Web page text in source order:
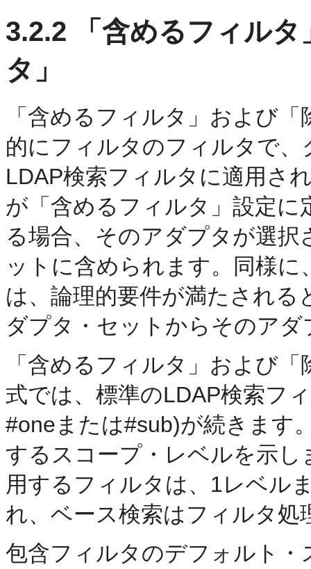
3.2.2 「含めるフィル
タ」
「含めるフィルタ」および
的にフィルタのフィルタで
LDAP検索フィルタに適用さ
が「含めるフィルタ」設定
る場合、そのアダプタが選
ットに含められます。同様
は、論理的要件が満たされ
ダプタ・セットからそのア
「含めるフィルタ」および
式では、標準のLDAP検索フ
#oneまたは#sub)が続きます
するスコープ・レベルを示
用するフィルタは、1レベル
れ、ベース検索はフィルタ処
包含フィルタのデフォルト